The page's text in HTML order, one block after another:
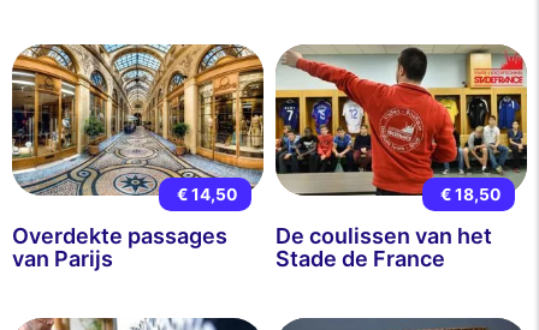
€ 14,50
Overdekte passages
van Parijs
€ 18,50
De coulissen van het
Stade de France